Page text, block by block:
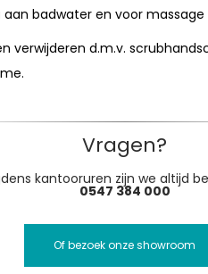
badwater en voor
verwijderen d.m.v.
Vragen?
kantooruren zijn we altijd
0547 384 000
Of bezoek onze showroom